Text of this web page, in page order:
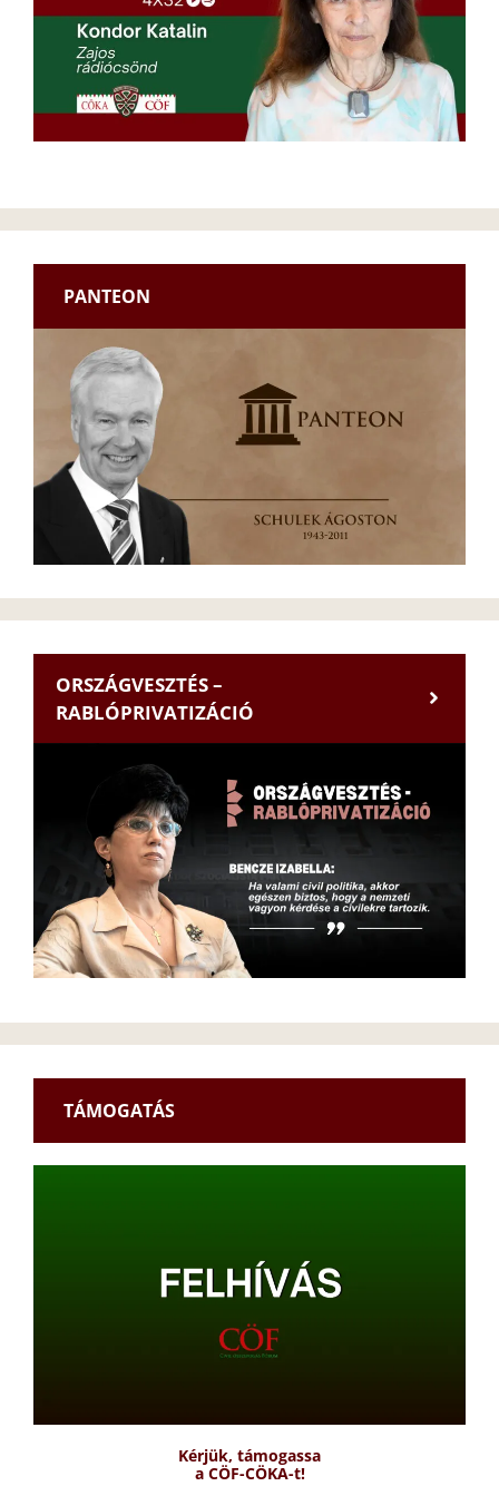
PANTEON
ORSZÁGVESZTÉS –
RABLÓPRIVATIZÁCIÓ
TÁMOGATÁS
Kérjük, támogassa
a CÖF-CÖKA-t!